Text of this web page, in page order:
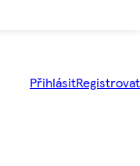
PřihlásitRegistrovat